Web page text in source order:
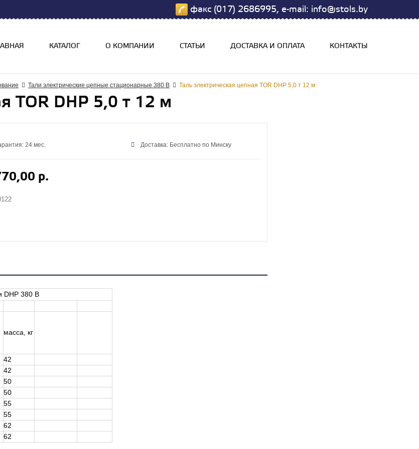
факс (017) 2686995, e-mail: info@stols.by
КАТАЛОГ О КОМПАНИИ СТАТЬИ ДОСТАВКА И ОПЛАТА КОНТАКТЫ
Тали электрические цепные стационарные 380 В Таль электрическая цепная TOR DHP 5,0 т 12 м
TOR DHP 5,0 т 12 м
24 мес. Доставка: Бесплатно по Минску
р.
DHP 380 В
масса, кг
42
42
50
50
55
55
62
62